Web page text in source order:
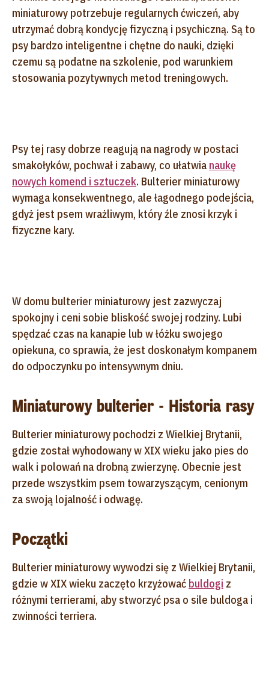
miniaturowy potrzebuje regularnych ćwiczeń, aby
utrzymać dobrą kondycję fizyczną i psychiczną. Są to
psy bardzo inteligentne i chętne do nauki, dzięki
czemu są podatne na szkolenie, pod warunkiem
stosowania pozytywnych metod treningowych.
Psy tej rasy dobrze reagują na nagrody w postaci
smakołyków, pochwał i zabawy, co ułatwia naukę
nowych komend i sztuczek. Bulterier miniaturowy
wymaga konsekwentnego, ale łagodnego podejścia,
gdyż jest psem wrażliwym, który źle znosi krzyk i
fizyczne kary.
W domu bulterier miniaturowy jest zazwyczaj
spokojny i ceni sobie bliskość swojej rodziny. Lubi
spędzać czas na kanapie lub w łóżku swojego
opiekuna, co sprawia, że jest doskonałym kompanem
do odpoczynku po intensywnym dniu.
Miniaturowy bulterier - Historia rasy
Bulterier miniaturowy pochodzi z Wielkiej Brytanii,
gdzie został wyhodowany w XIX wieku jako pies do
walk i polowań na drobną zwierzynę. Obecnie jest
przede wszystkim psem towarzyszącym, cenionym
za swoją lojalność i odwagę.
Początki
Bulterier miniaturowy wywodzi się z Wielkiej Brytanii,
gdzie w XIX wieku zaczęto krzyżować buldogi z
różnymi terrierami, aby stworzyć psa o sile buldoga i
zwinności terriera.